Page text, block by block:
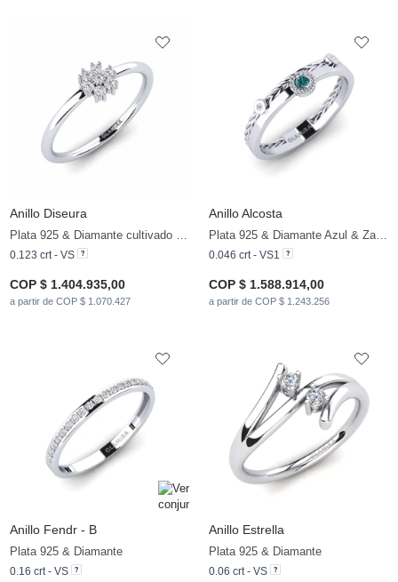
Anillo Diseura
Plata 925 & Diamante cultivado en laboratorio
0.123 crt - VS
COP $ 1.404.935,00
a partir de COP $ 1.070.427
Anillo Alcosta
Plata 925 & Diamante Azul & Zafiro blanco
0.046 crt - VS1
COP $ 1.588.914,00
a partir de COP $ 1.243.256
Anillo Fendr - B
Plata 925 & Diamante
0.16 crt - VS
Anillo Estrella
Plata 925 & Diamante
0.06 crt - VS